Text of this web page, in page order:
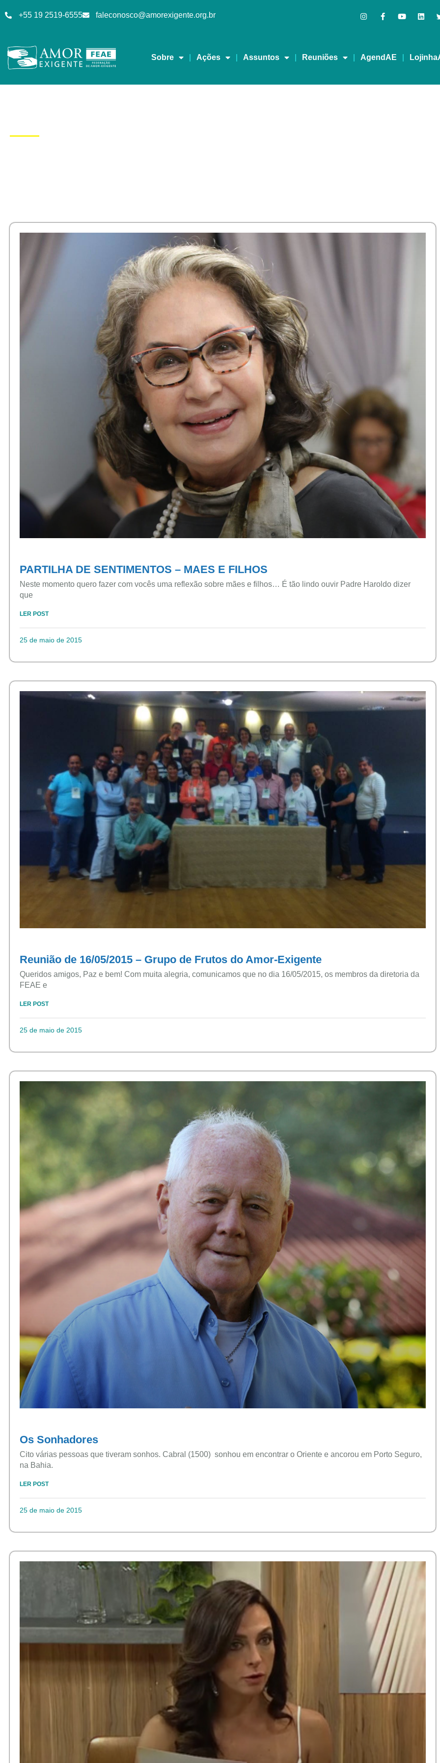
+55 19 2519-6555 faleconosco@amorexigente.org.br
Sobre Ações Assuntos Reuniões AgendAE
PARTILHA DE SENTIMENTOS – MAES E FILHOS
Neste momento quero fazer com vocês uma reflexão sobre mães e filhos… É tão lindo ouvir Padre Haroldo dizer
que
LER POST
25 de maio de 2015
Reunião de 16/05/2015 – Grupo de Frutos do Amor-Exigente
Queridos amigos, Paz e bem! Com muita alegria, comunicamos que no dia 16/05/2015, os membros da diretoria da
FEAE e
LER POST
25 de maio de 2015
Os Sonhadores
Cito várias pessoas que tiveram sonhos. Cabral (1500) sonhou em encontrar o Oriente e ancorou em Porto Seguro,
na Bahia.
LER POST
25 de maio de 2015